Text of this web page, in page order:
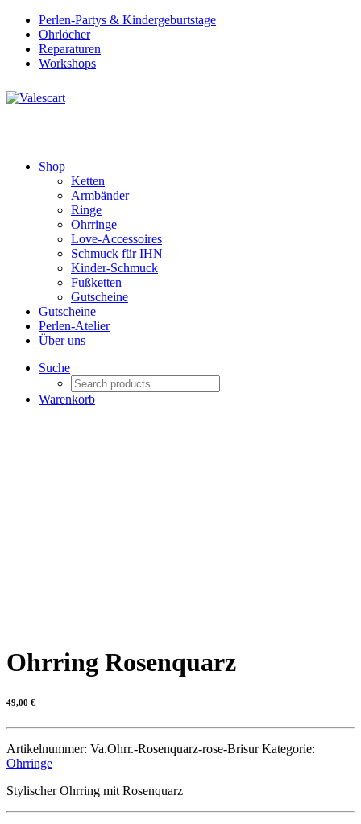
Perlen-Partys & Kindergeburtstage
Ohrlöcher
Reparaturen
Workshops
Shop
Ketten
Armbänder
Ringe
Ohrringe
Love-Accessoires
Schmuck für IHN
Kinder-Schmuck
Fußketten
Gutscheine
Gutscheine
Perlen-Atelier
Über uns
Suche
Warenkorb
Ohrring Rosenquarz
49,00 €
Artikelnummer: Va.Ohrr.-Rosenquarz-rose-Brisur Kategorie:
Ohrringe
Stylischer Ohrring mit Rosenquarz